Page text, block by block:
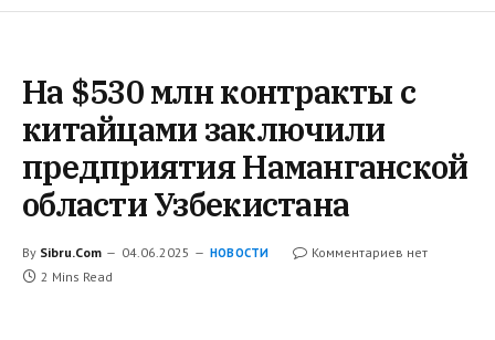
На $530 млн контракты с
китайцами заключили
предприятия Наманганской
области Узбекистана
By Sibru.Com 04.06.2025 НОВОСТИ
Комментариев нет
2 Mins Read